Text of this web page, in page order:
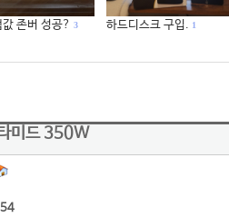
값 존버 성공? 3 하드디스크 구입. 1
미드 350W